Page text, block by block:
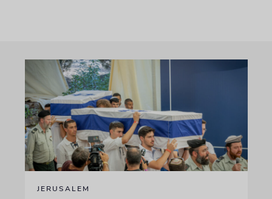
JERUSALEM